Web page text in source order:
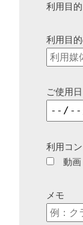
利用目的
利用目
ご使用日
利用コ
動画
メモ